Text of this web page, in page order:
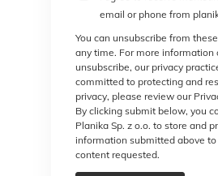
email or phone from
You can unsubscribe from
any time. For more information
unsubscribe, our privacy
committed to protecting and
privacy, please review our
By clicking submit below, you
Planika Sp. z o.o. to store and
information submitted above to
content requested.